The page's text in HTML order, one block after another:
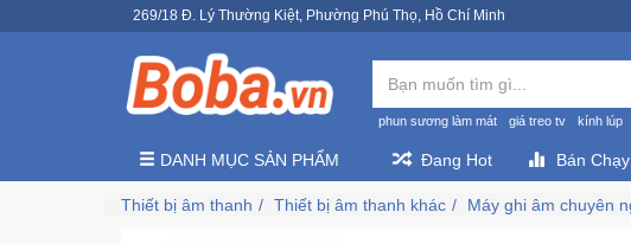
269/18 Đ. Lý Thường Kiệt, Phường Phú Thọ, Hồ Chí Minh
phun sương làm mát giá treo tv kính lúp
DANH MỤC SẢN PHẨM Đang Hot Bán Chạy
Thiết bị âm thanh Thiết bị âm thanh khác Máy ghi âm chuyên